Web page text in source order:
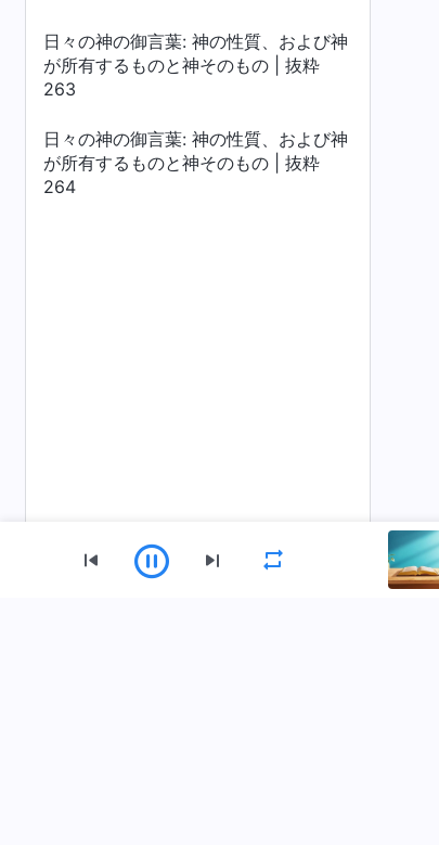
日々の神の御言葉: 神の性質、および神
が所有するものと神そのもの | 抜粋
263
日々の神の御言葉: 神の性質、および神
が所有するものと神そのもの | 抜粋
264